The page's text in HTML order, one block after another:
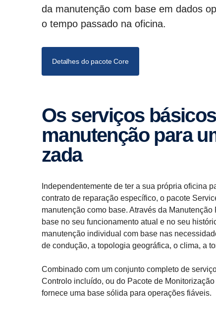
da manutenção com base em dados
o tempo passado na oficina.
Detalhes do pacote Core
Os serviços básicos e a confi­gu­ração da
manutenção para
zada
Independentemente de ter a sua própria oficina
contrato de reparação específico, o pacote
manutenção como base. Através da
base no seu funcionamento atual e no seu
manutenção individual com base nas
de condução, a topologia geográfica, o clima, a
Combinado com um conjunto completo de
Controlo incluído, ou do Pacote de
fornece uma base sólida para operações fiáveis.